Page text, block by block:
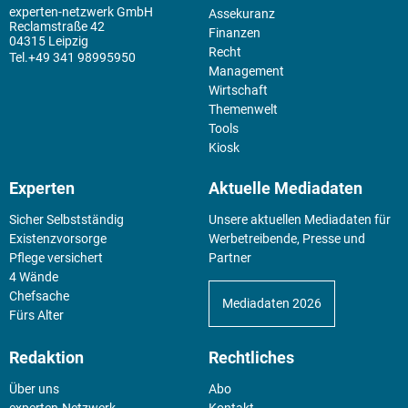
experten-netzwerk GmbH
Reclamstraße 42
04315 Leipzig
+49 341 98995950
Assekuranz
Finanzen
Recht
Management
Wirtschaft
Themenwelt
Tools
Kiosk
Experten
Sicher Selbstständig
Existenz­vorsorge
Pflege versichert
4 Wände
Chefsache
Fürs Alter
Aktuelle Mediadaten
Unsere aktuellen Mediadaten für
Werbetreibende, Presse und
Partner
Mediadaten 2026
Redaktion
Über uns
Rechtliches
Abo